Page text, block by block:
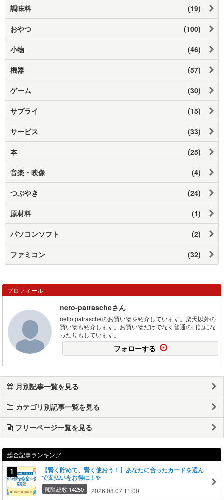
調味料 (19)
おやつ (100)
小物 (46)
機器 (57)
ゲーム (30)
サプライ (15)
サービス (33)
本 (25)
音楽・映像 (4)
つぶやき (24)
原材料 (1)
パソコンソフト (2)
ファミコン (32)
プロフィール
nero-patrascheさん
nello patrascheのお買い物を紹介しています。楽天以外の
買い物も紹介します。お買い物だけでなく普通の日記にな
ったりもしています。
フォローする
月別記事一覧を見る
カテゴリ別記事一覧を見る
フリーページ一覧を見る
総合記事ランキング
【賢く貯めて、賢く使おう！】あなたに合ったカードを選ん
で支払いをお得に！✨
閲覧総数 14250 2026.08.07 11:00